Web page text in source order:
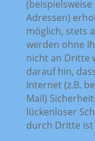
Adressen)
möglich, stets
werden ohne
nicht an Dritte
darauf hin,
Internet (z.B.
Mail)
lückenloser
durch Dritte